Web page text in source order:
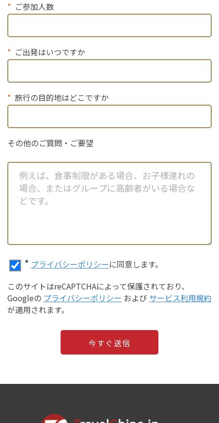
ご参加人数
ご出発はいつですか
旅行の目的地はどこですか
その他のご質問・ご要望
* プライバシーポリシーに同意します。
このサイトはreCAPTCHAによって保護されており、
Googleの プライバシーポリシー および サービス利用規約
が適用されます。